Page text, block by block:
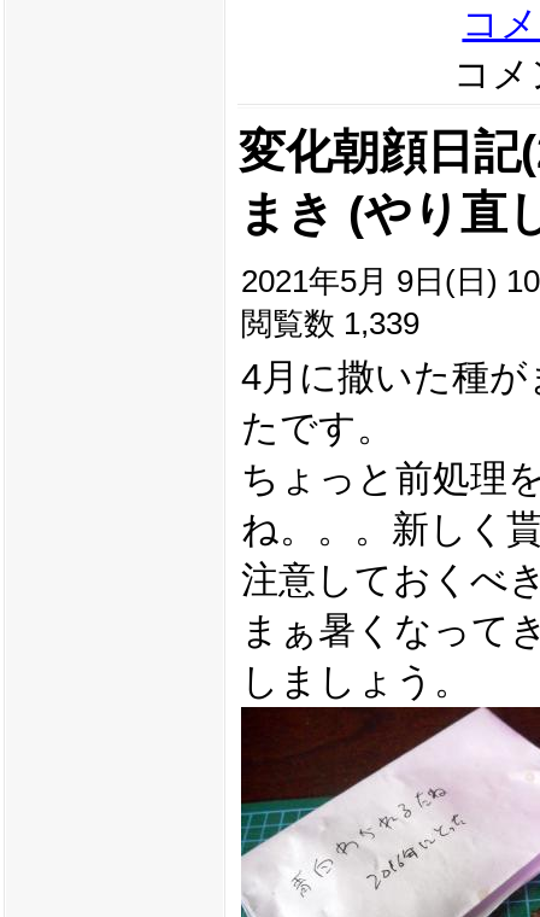
コ
コ
変化朝顔日記
まき (やり直
2021年5月 9日(日)
閲覧数 1,339
4月に撒いた種
たです。
ちょっと前処理
ね。。。新しく
注意しておくべ
まぁ暑くなって
しましょう。